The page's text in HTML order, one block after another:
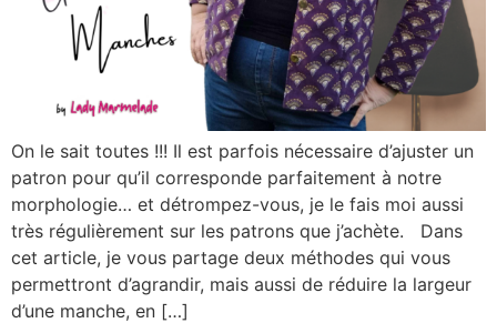
On le sait toutes !!! Il est parfois nécessaire d’ajuster un
patron pour qu’il corresponde parfaitement à notre
morphologie… et détrompez-vous, je le fais moi aussi
très régulièrement sur les patrons que j’achète. Dans
cet article, je vous partage deux méthodes qui vous
permettront d’agrandir, mais aussi de réduire la largeur
d’une manche, en […]